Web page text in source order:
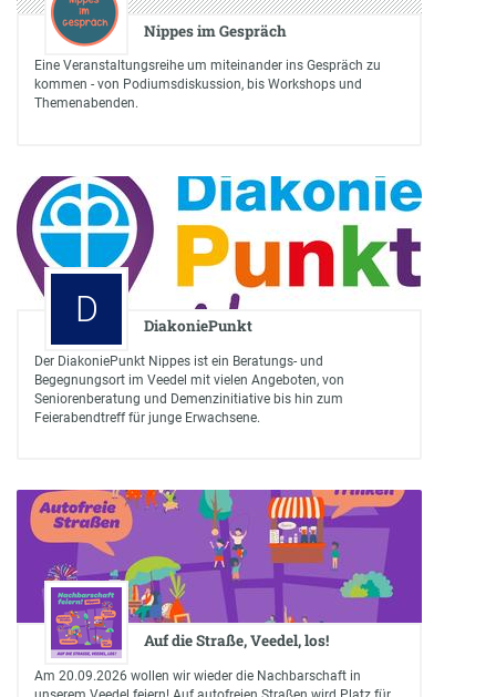
Nippes im Gespräch
Eine Veranstaltungsreihe um miteinander ins Gespräch zu
kommen - von Podiumsdiskussion, bis Workshops und
Themenabenden.
D DiakoniePunkt
Der DiakoniePunkt Nippes ist ein Beratungs- und
Begegnungsort im Veedel mit vielen Angeboten, von
Seniorenberatung und Demenzinitiative bis hin zum
Feierabendtreff für junge Erwachsene.
Auf die Straße, Veedel, los!
Am 20.09.2026 wollen wir wieder die Nachbarschaft in